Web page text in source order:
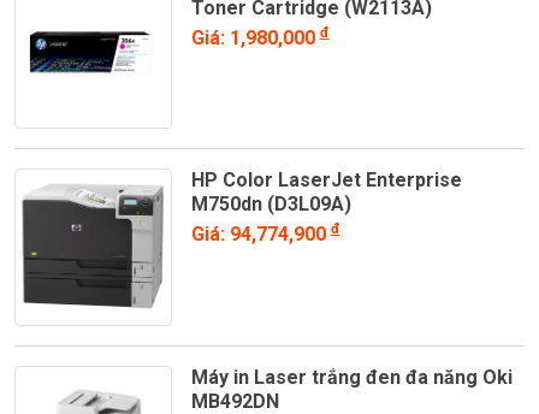
Toner Cartridge (W2113A)
Giá: 1,980,000đ
HP Color LaserJet Enterprise
M750dn (D3L09A)
Giá: 94,774,900đ
Máy in Laser trắng đen đa năng Oki
MB492DN